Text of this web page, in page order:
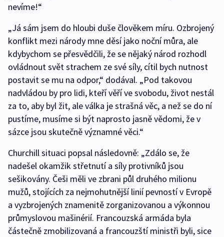
nevíme!“
„Já sám jsem do hloubi duše člověkem míru. Ozbrojený
konflikt mezi národy mne děsí jako noční můra, ale
kdybychom se přesvědčili, že se nějaký národ rozhodl
ovládnout svět strachem ze své síly, cítil bych nutnost
postavit se mu na odpor,“ dodával. „Pod takovou
nadvládou by pro lidi, kteří věří ve svobodu, život nestál
za to, aby byl žit, ale válka je strašná věc, a než se do ní
pustíme, musíme si být naprosto jasně vědomi, že v
sázce jsou skutečně významné věci.“
Churchill situaci popsal následovně: „Zdálo se, že
nadešel okamžik střetnutí a síly protivníků jsou
sešikovány. Češi měli ve zbrani půl druhého milionu
mužů, stojících za nejmohutnější linií pevností v Evropě
a vyzbrojených znamenitě zorganizovanou a výkonnou
průmyslovou mašinérií. Francouzská armáda byla
částečně zmobilizovaná a francouzští ministři byli, sice